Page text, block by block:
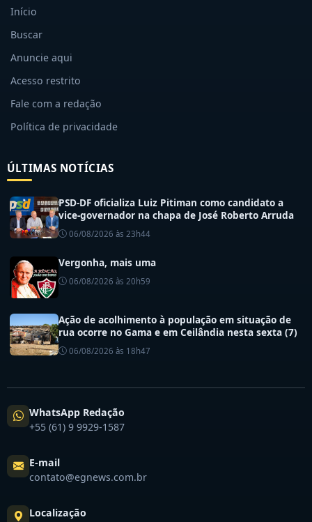
Início
Buscar
Anuncie aqui
Acesso restrito
Fale com a redação
Política de privacidade
ÚLTIMAS NOTÍCIAS
PSD-DF oficializa Luiz Pitiman como candidato a
vice-governador na chapa de José Roberto Arruda
06/08/2026 às 23h44
Vergonha, mais uma
06/08/2026 às 20h59
Ação de acolhimento à população em situação de
rua ocorre no Gama e em Ceilândia nesta sexta (7)
06/08/2026 às 18h47
WhatsApp Redação
+55 (61) 9 9929-1587
E-mail
contato@egnews.com.br
Localização